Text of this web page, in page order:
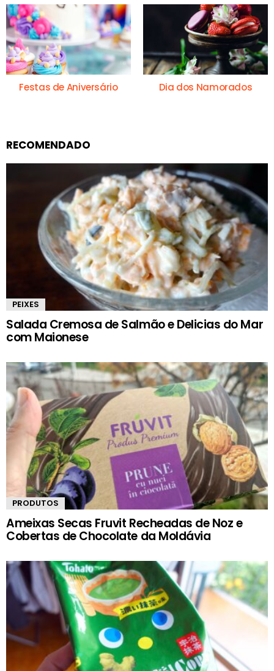
Festas de Aniversário Dia dos Namorados
RECOMENDADO
PEIXES
Salada Cremosa de Salmão e Delicias do Mar
com Maionese
PRODUTOS
Ameixas Secas Fruvit Recheadas de Noz e
Cobertas de Chocolate da Moldávia